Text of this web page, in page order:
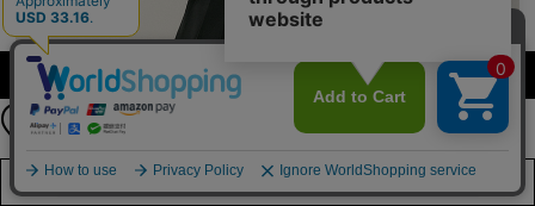
カラー・サイズを選択する
店舗在庫を見る
公式LINEアカウント
お友達登録で
最新情報を配信中
詳しくはこちら